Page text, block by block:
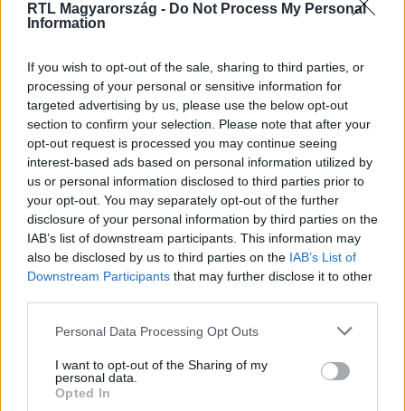
RTL Magyarország - Do Not Process My Personal
Information
If you wish to opt-out of the sale, sharing to third parties, or
processing of your personal or sensitive information for
targeted advertising by us, please use the below opt-out
section to confirm your selection. Please note that after your
opt-out request is processed you may continue seeing
interest-based ads based on personal information utilized by
us or personal information disclosed to third parties prior to
your opt-out. You may separately opt-out of the further
disclosure of your personal information by third parties on the
IAB’s list of downstream participants. This information may
also be disclosed by us to third parties on the IAB’s List of
Downstream Participants that may further disclose it to other
Please note that this website/app uses one or more Google
not limited to your visit or usage behaviour. You may click to
grant or deny consent to Google and its third-party tags to
use your data for below specified purposes in below Google
Personal Data Processing Opt Outs
I want to opt-out of the Sharing of my
personal data.
Opted In
Kövess minket, és értesülj a friss hírekről a
Facebookon is!
Követem
REGGELI #